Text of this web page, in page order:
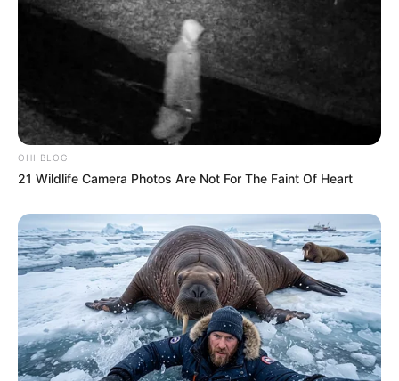
figyelmet kapott. Ilona ragyogó, mégis
visszafogott jelenléte és Magyar Péter szokatlanul
oldott hangulata együtt olyan képet adott, amelyre
sokan felkapták a fejüket.
A közösségi médiában az ilyen jelenetek különösen
gyorsan terjednek. Egy elegáns ruha, egy közös
felszabadultabb pillanat elég ahhoz, hogy a
politikai hírek mellett személyesebb történet is
szülessen.
Magyar Péter ezen az estén nemcsak a rendező
ország vezetőjeként volt jelen, hanem olyan
emberként is, aki egy fontos alkalmat a párjával
OHI BLOG
21 Wildlife Camera Photos Are Not For The Faint Of Heart